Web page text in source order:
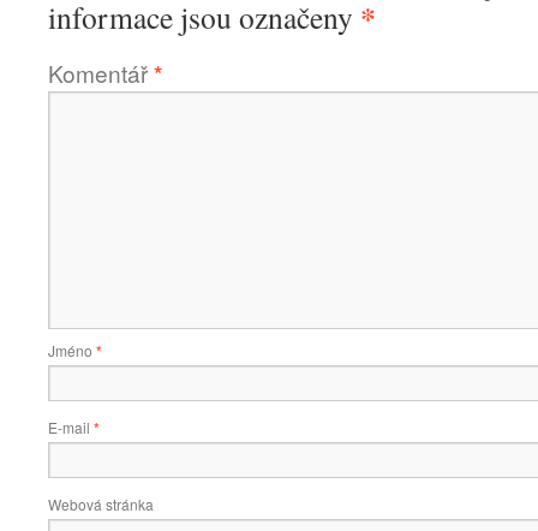
informace jsou označeny *
Komentář*
Jméno *
E-mail *
Webová stránka